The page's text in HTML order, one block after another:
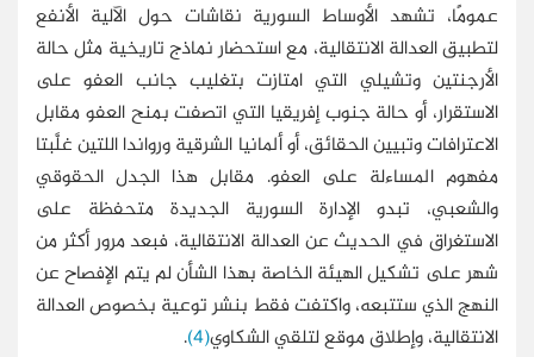
عمومًا، تشهد الأوساط السورية نقاشات حول الآلية الأنفع
لتطبيق العدالة الانتقالية، مع استحضار نماذج تاريخية مثل حالة
الأرجنتين وتشيلي التي امتازت بتغليب جانب العفو على
الاستقرار، أو حالة جنوب إفريقيا التي اتصفت بمنح العفو مقابل
الاعترافات وتبيين الحقائق، أو ألمانيا الشرقية ورواندا اللتين غلَّبتا
مفهوم المساءلة على العفو. مقابل هذا الجدل الحقوقي
والشعبي، تبدو الإدارة السورية الجديدة متحفظة على
الاستغراق في الحديث عن العدالة الانتقالية، فبعد مرور أكثر من
شهر على تشكيل الهيئة الخاصة بهذا الشأن لم يتم الإفصاح عن
النهج الذي ستتبعه، واكتفت فقط بنشر توعية بخصوص العدالة
الانتقالية، وإطلاق موقع لتلقي الشكاوي(4)
.